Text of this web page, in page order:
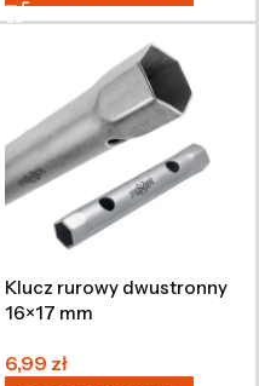
Klucz rurowy dwustronny
16×17 mm
6,99 zł